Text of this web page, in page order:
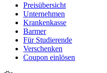
Preisübersicht
Unternehmen
Krankenkasse
Barmer
Für Studierende
Ver­schen­ken
Coupon einlösen